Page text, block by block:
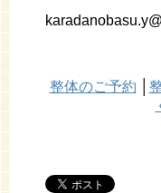
整体のご予約